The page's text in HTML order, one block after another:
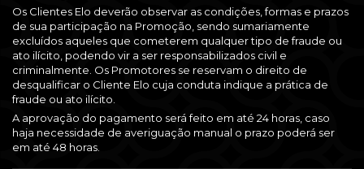
Os Clientes Elo deverão observar as condições, formas e prazos
de sua participação na Promoção, sendo sumariamente
excluídos aqueles que cometerem qualquer tipo de fraude ou
ato ilícito, podendo vir a ser responsabilizados civil e
criminalmente. Os Promotores se reservam o direito de
desqualificar o Cliente Elo cuja conduta indique a prática de
fraude ou ato ilícito.
A aprovação do pagamento será feito em até 24 horas, caso
haja necessidade de averiguação manual o prazo poderá ser
em até 48 horas.